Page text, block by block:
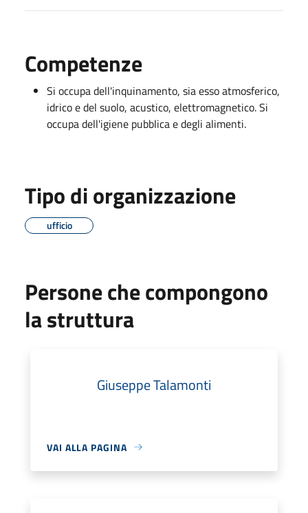
Competenze
Si occupa dell'inquinamento, sia esso atmosferico,
idrico e del suolo, acustico, elettromagnetico. Si
occupa dell'igiene pubblica e degli alimenti.
Tipo di organizzazione
ufficio
Persone che compongono
la struttura
Giuseppe Talamonti
VAI ALLA PAGINA